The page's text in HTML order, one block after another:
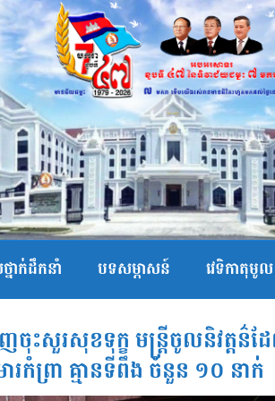
នាក់ដឹកនាំ បទសម្ភាសន៍ វេទិកាតុមូល
ះសួរសុខទុក្ខ មន្ត្រីចូលនិវត្តន៌ដ
រកំព្រា គ្មានទីពឹង ចំនួន ១០ នាក់